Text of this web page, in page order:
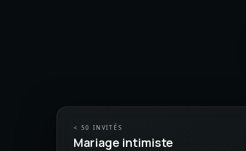
< 50 INVITÉS
Mariage intimiste